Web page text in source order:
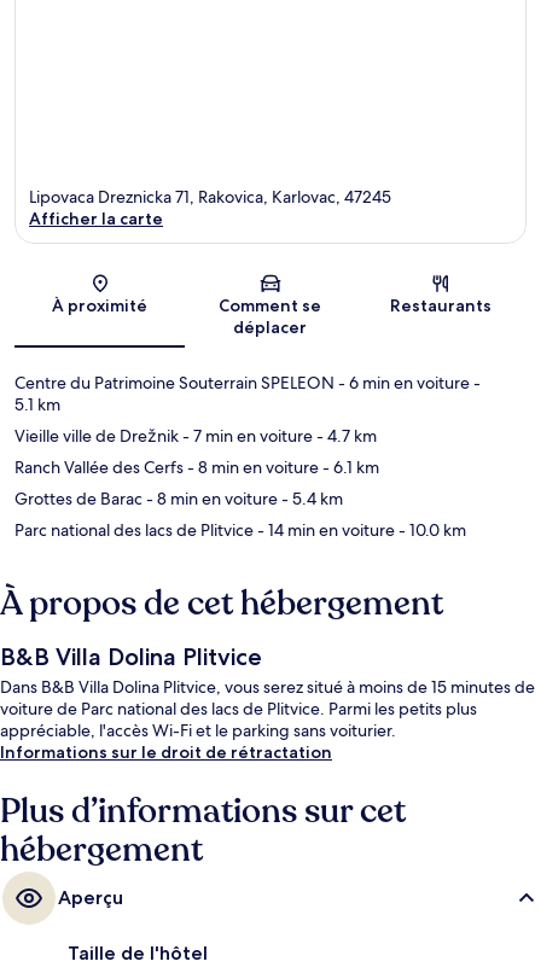
Carte
Lipovaca Dreznicka 71, Rakovica, Karlovac, 47245
Afficher la carte
À proximité
Comment se
déplacer
Restaurants
Centre du Patrimoine Souterrain SPELEON - 6 min en voiture-
5.1 km
Vieille ville de Drežnik- 7 min en voiture- 4.7 km
Ranch Vallée des Cerfs- 8 min en voiture- 6.1 km
Grottes de Barac- 8 min en voiture- 5.4 km
Parc national des lacs de Plitvice- 14 min en voiture- 10.0 km
À propos de cet hébergement
B&B Villa Dolina Plitvice
Dans B&B Villa Dolina Plitvice, vous serez situé à moins de 15 minutes de
voiture de Parc national des lacs de Plitvice. Parmi les petits plus
appréciable, l'accès Wi-Fi et le parking sans voiturier.
Informations sur le droit de rétractation
Plus d’informations sur cet
hébergement
Aperçu
Taille de l'hôtel